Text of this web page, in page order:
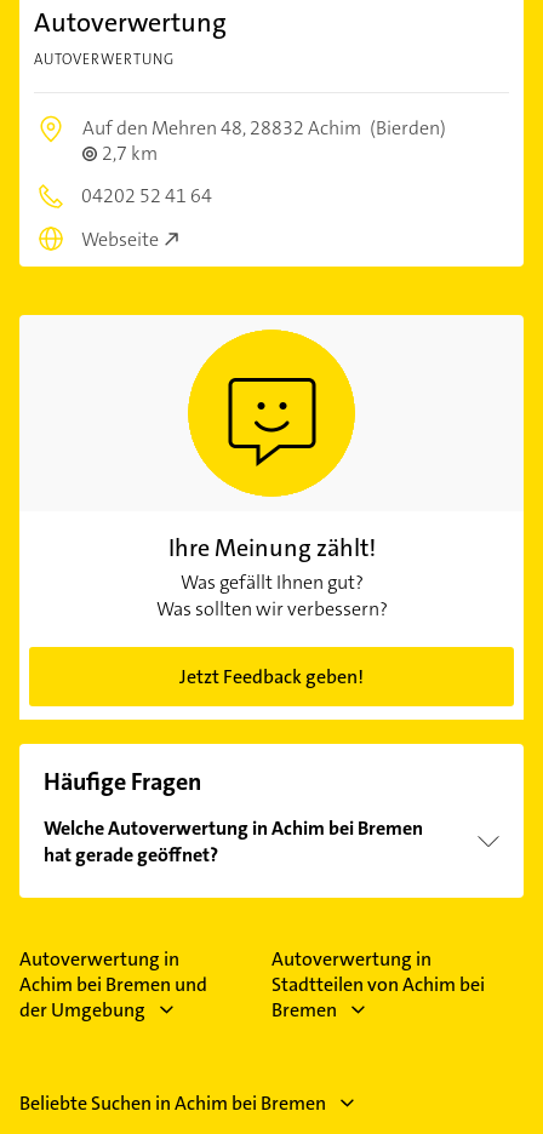
Autoverwertung
AUTOVERWERTUNG
Auf den Mehren 48,28832 Achim (Bierden)
2,7 km
04202 52 41 64
Webseite
Ihre Meinung zählt!
Was gefällt Ihnen gut?
Was sollten wir verbessern?
Jetzt Feedback geben!
Häufige Fragen
Welche Autoverwertung in Achim bei Bremen
hat gerade geöffnet?
Im Anbieter-Bereich finden Sie alleÖffnungszeiten.
Feiertagen abweichen können.
Autoverwertung in
Achim bei Bremen und
der Umgebung
Autoverwertung in
Stadtteilen von Achim bei
Bremen
Beliebte Suchen in Achim bei Bremen